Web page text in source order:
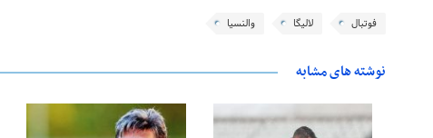
فوتبال لالیگا والنسیا
نوشته های مشابه
24 فوریه 2026